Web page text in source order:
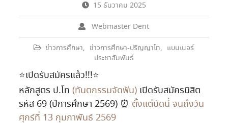
15 ธันวาคม 2025
Webmaster Dent
ข่าวการศึกษา, ข่าวการศึกษา-ปริญญาโท, แบนเนอร์
ประชาสัมพันธ์
⭐️เปิดรับสมัครแล้ว!!!⭐️
หลักสูตร ป.โท (ทันตกรรมจัดฟัน)เปิดรับสมัครนิสิต
รหัส 69 (ปีการศึกษา 2569) ⏰ ตั้งแต่บัดนี้ จนถึงวัน
ศุกร์ที่ 13 กุมภาพันธ์ 2569